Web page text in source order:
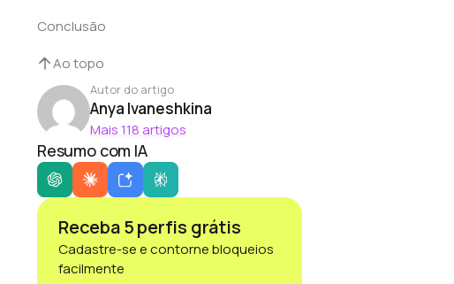
Conclusão
Ao topo
Autor do artigo
Anya Ivaneshkina
Mais 118 artigos
Resumo com IA
Receba 5 perfis grátis
Cadastre-se e contorne bloqueios
facilmente